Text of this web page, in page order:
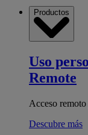
Productos
Uso
Remote
Acceso
Descubre más